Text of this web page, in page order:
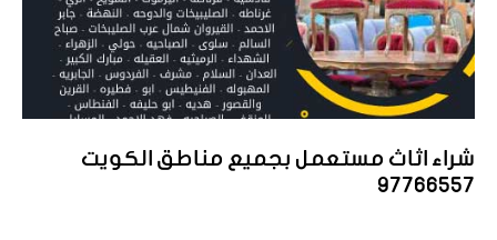
شراء اثاث مستعمل بجميع مناطق الكويت
97766557